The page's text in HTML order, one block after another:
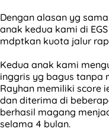
Dengan alasan yg
anak kedua kami di
mdptkan kuota jalur
Kedua anak kami
inggris yg bagus tanpa
Rayhan memiliki score
dan diterima di
berhasil magang
selama 4 bulan.